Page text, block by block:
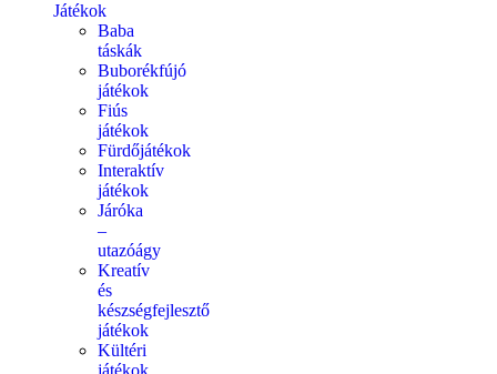
Játékok
Baba
táskák
Buborékfújó
játékok
Fiús
játékok
Fürdőjátékok
Interaktív
játékok
Járóka
–
utazóágy
Kreatív
és
készségfejlesztő
játékok
Kültéri
játékok